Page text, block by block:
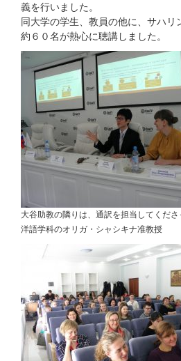
義を行いました。
同大学の学生、教員の他に、サハリ
約６０名が熱心に聴講しました。
大谷助教の隣りは、通訳を担当してくだ
洋語学科のオリガ・シャシキナ准教授